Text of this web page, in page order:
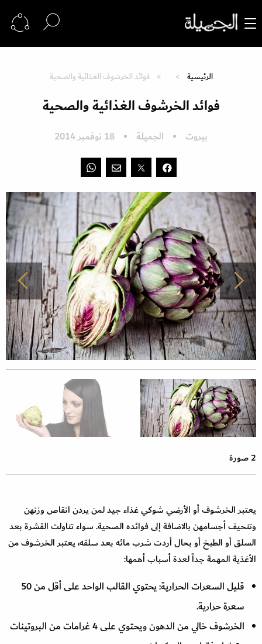
الرئيسية فوائد الخرشوف الغذائية والصحية
فوائد الخرشوف الغذائية والصحية
بيروت الجميلة 18 نوفمبر 2014
2 صورة
يعتبر الخرشوف أو الأرضي شوكي غذاء جيد لمن يردن انقاص وزنهن
وتنحيف أجسامهن بالاضافة إلى فوائده الصحية. سواء تناولت القشرة بعد
السلق أو الطبخ أو بحال أردت شرب مائه بعد سلقه، يعتبر الخرشوف من
الأغذية المهمة جداً لعدة أسباب أهمها:
قليل السعرات الحرارية: يحتوي القالب الواحد على أقل من 50
سعرة حرارية.
الخرشوف خالي من الدهون ويحتوي على 4 غرامات من البروتينات